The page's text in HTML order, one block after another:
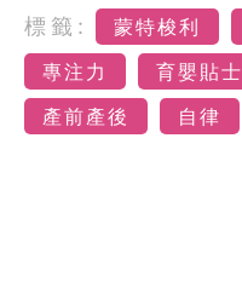
標籤: 蒙特梭利
專注力
育嬰貼士
產前產後
自律